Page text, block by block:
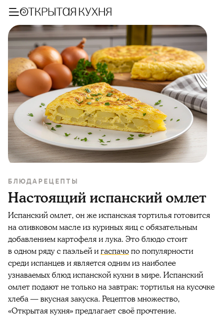
БЛЮДА РЕЦЕПТЫ
Настоящий испанский омлет
Испанский омлет, он же испанская тортилья готовится
на оливковом масле из куриных яиц с обязательным
добавлением картофеля и лука. Это блюдо стоит
в одном ряду с паэльей игаспачопо популярности
среди испанцев и является одним из наиболее
узнаваемых блюд испанской кухни в мире. Испанский
омлет подают не только на завтрак: тортилья на кусочке
хлеба — вкусная закуска. Рецептов множество,
«Открытая кухня» предлагает своё прочтение.